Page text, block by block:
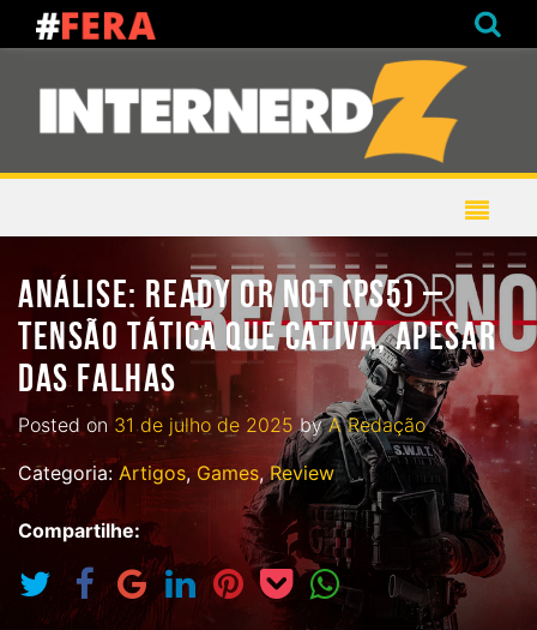
ANÁLISE: READY OR NOT (PS5) –
TENSÃO TÁTICA QUE CATIVA, APESAR
DAS FALHAS
Posted on31 de julho de 2025byA Redação
Categoria: Artigos,Games,Review
Compartilhe: